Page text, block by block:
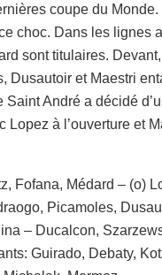
coupe du
choc. Dans les lignes
sont titulaires.
Dusautoir et Maestri
Saint André a décidé
Lopez à l’ouverture et
Fofana, Médard – (o)
Picamoles,
– Ducalcon,
Guirado, Debaty,